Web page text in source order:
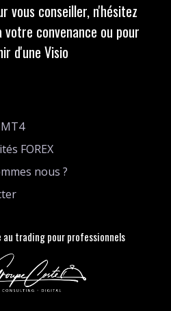
vous conseiller, n'hésitez
votre convenance ou pour
d'une Visio
FOREX
nous ?
au trading pour professionnels